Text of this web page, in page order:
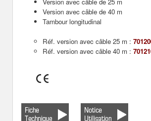
Version avec câble de 40 m
Tambour longitudinal
Réf. version avec câble 25 m :
Réf. version avec câble 40 m :